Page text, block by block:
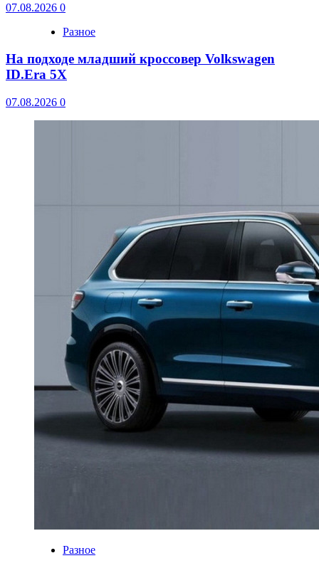
07.08.2026 0
Разное
На подходе младший кроссовер Volkswagen
ID.Era 5X
07.08.2026 0
Разное